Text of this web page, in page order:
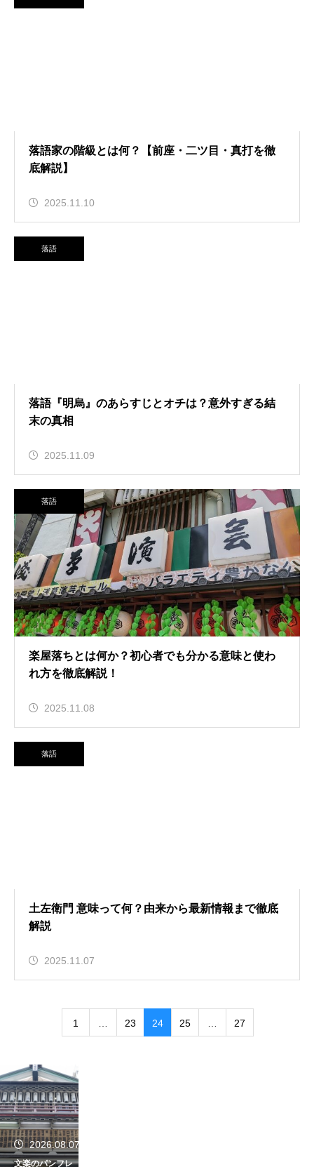
落語家の階級とは何？【前座・二ツ目・真打を徹
底解説】
2025.11.10
落語
落語『明烏』のあらすじとオチは？意外すぎる結
末の真相
2025.11.09
落語
楽屋落ちとは何か？初心者でも分かる意味と使わ
れ方を徹底解説！
2025.11.08
落語
土左衛門 意味って何？由来から最新情報まで徹底
解説
2025.11.07
1 23 24 25 27
2026.08.07
文楽のパンフレ